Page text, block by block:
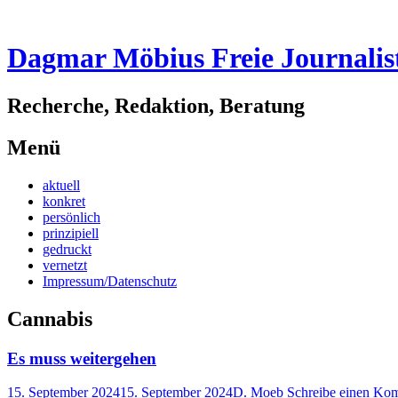
Dagmar Möbius Freie
Recherche, Redaktion, Beratung
Menü
Zum
Inhalt
springen
aktuell
konkret
persönlich
prinzipiell
gedruckt
vernetzt
Impressum/Datenschutz
Cannabis
Es muss weitergehen
15. September 202415. September 2024D. Moeb Schreibe einen